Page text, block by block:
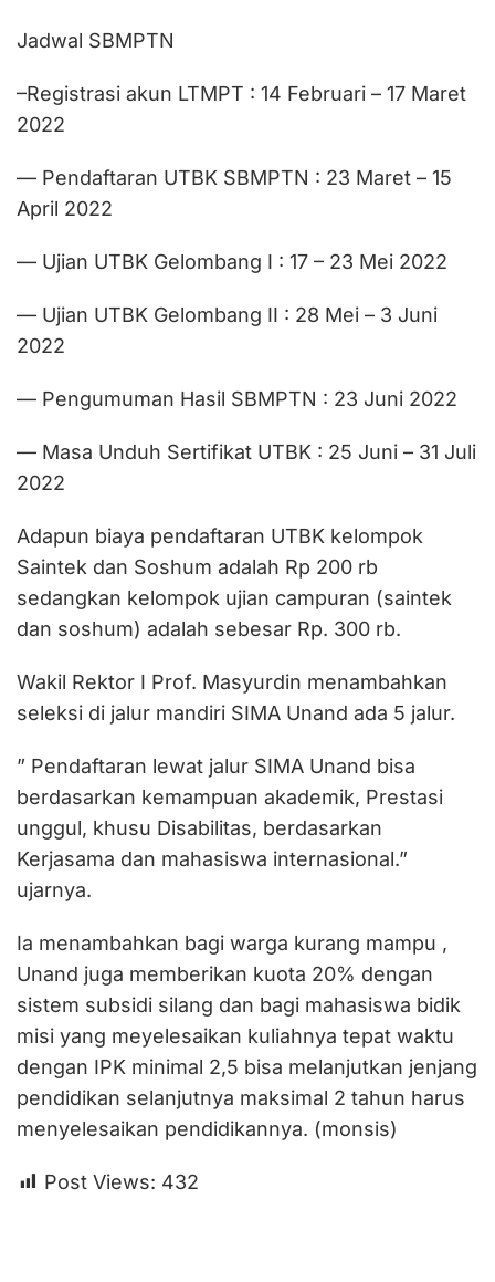
Jadwal SBMPTN
–Registrasi akun LTMPT : 14 Februari – 17 Maret
2022
— Pendaftaran UTBK SBMPTN : 23 Maret – 15
April 2022
— Ujian UTBK Gelombang I : 17 – 23 Mei 2022
— Ujian UTBK Gelombang II : 28 Mei – 3 Juni
2022
— Pengumuman Hasil SBMPTN : 23 Juni 2022
— Masa Unduh Sertifikat UTBK : 25 Juni – 31 Juli
2022
Adapun biaya pendaftaran UTBK kelompok
Saintek dan Soshum adalah Rp 200 rb
sedangkan kelompok ujian campuran (saintek
dan soshum) adalah sebesar Rp. 300 rb.
Wakil Rektor I Prof. Masyurdin menambahkan
seleksi di jalur mandiri SIMA Unand ada 5 jalur.
” Pendaftaran lewat jalur SIMA Unand bisa
berdasarkan kemampuan akademik, Prestasi
unggul, khusu Disabilitas, berdasarkan
Kerjasama dan mahasiswa internasional.”
ujarnya.
Ia menambahkan bagi warga kurang mampu ,
Unand juga memberikan kuota 20% dengan
sistem subsidi silang dan bagi mahasiswa bidik
misi yang meyelesaikan kuliahnya tepat waktu
dengan IPK minimal 2,5 bisa melanjutkan jenjang
pendidikan selanjutnya maksimal 2 tahun harus
menyelesaikan pendidikannya. (monsis)
Post Views: 432